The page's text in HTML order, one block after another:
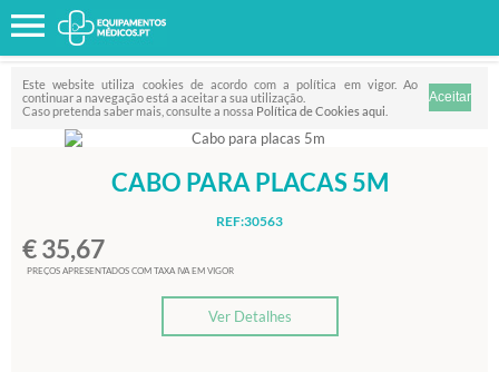
Este website utiliza cookies de acordo com a política em vigor. Ao
continuar a navegação está a aceitar a sua utilização.
Caso pretenda saber mais, consulte a nossa Política de Cookies aqui
CABO PARA PLACAS 5M
REF:30563
€ 35,67
PREÇOS APRESENTADOS COM TAXA IVA EM VIGOR
Ver Detalhes